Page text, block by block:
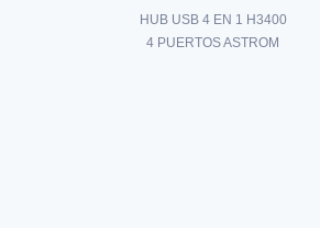
HUB USB 4 EN 1 H3400
4 PUERTOS ASTROM